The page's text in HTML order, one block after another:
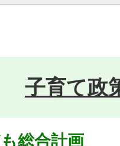
子育て政
総合計画